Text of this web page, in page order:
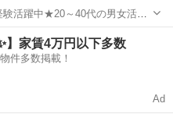
験活躍中★20～40代の男女活躍
ンルーム寮費無料！赴任旅費会
食堂利用可！年間休日135日
】家賃4万円以下多数
件多数掲載！
Ad